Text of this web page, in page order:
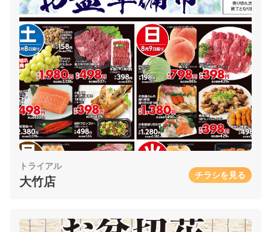
トライアル
大竹店 チラシを見る